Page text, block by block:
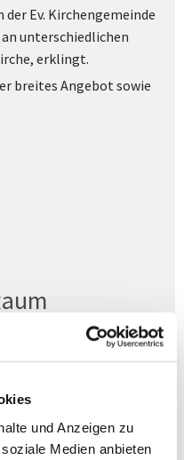
und Anzeigen zu
Medien anbieten
Ev. Kirchengemeinde
unterschiedlichen
erklingt.
breites Angebot sowie
an der im Jahre 1025
unseren Orgeln finden